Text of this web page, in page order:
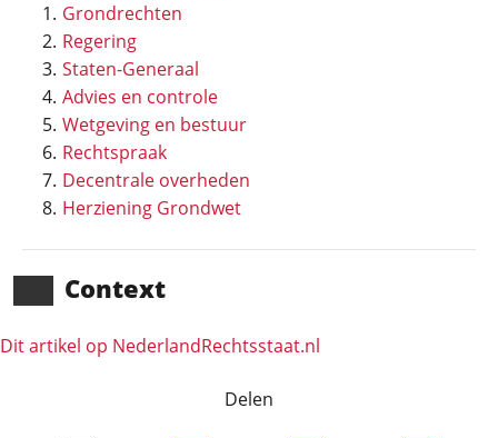
Grondrechten
Regering
Staten-Generaal
Advies en controle
Wetgeving en bestuur
Rechtspraak
Decentrale overheden
Herziening Grondwet
Context
Dit artikel op NederlandRechts­staat.nl
Delen